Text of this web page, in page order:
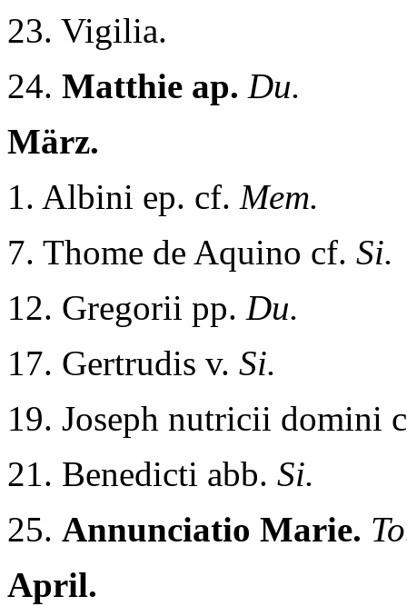
23. Vigilia.
24. Matthie ap. Du.
März.
1. Albini ep. cf. Mem.
7. Thome de Aquino cf. Si.
12. Gregorii pp. Du.
17. Gertrudis v. Si.
19. Joseph nutricii domini
21. Benedicti abb. Si.
25. Annunciatio Marie.
April.